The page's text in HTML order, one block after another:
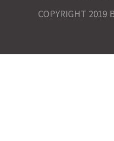
COPYRIGHT